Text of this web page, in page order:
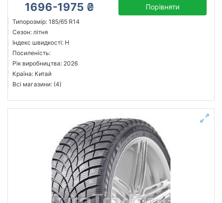
1696-1975 ₴ Порівняти
Типорозмір: 185/65 R14
Сезон: літня
Індекс швидкості: H
Посиленість:
Рік виробництва: 2026
Країна: Китай
Всі магазини: (4)